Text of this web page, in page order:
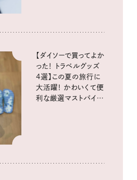
【ダイソーで買ってよか
った！ トラベルグッズ
4選】この夏の旅行に
大活躍！ かわいくて便
利な厳選マストバイア